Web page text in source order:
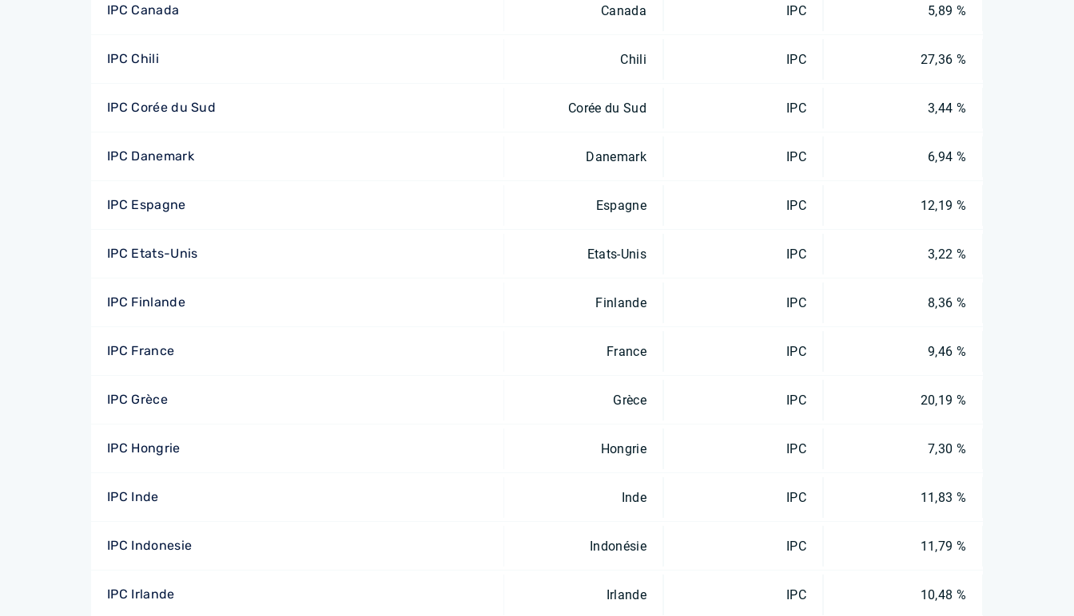
IPC Canada Canada IPC 5,89 %
IPC Chili Chili IPC 27,36 %
IPC Corée du Sud Corée du Sud IPC 3,44 %
IPC Danemark Danemark IPC 6,94 %
IPC Espagne Espagne IPC 12,19 %
IPC Etats-Unis Etats-Unis IPC 3,22 %
IPC Finlande Finlande IPC 8,36 %
IPC France France IPC 9,46 %
IPC Grèce Grèce IPC 20,19 %
IPC Hongrie Hongrie IPC 7,30 %
IPC Inde Inde IPC 11,83 %
IPC Indonesie Indonésie IPC 11,79 %
IPC Irlande Irlande IPC 10,48 %